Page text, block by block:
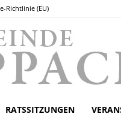
Richtlinie (EU)
RATSSITZUNGEN